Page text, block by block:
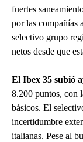
fuertes
por las compañías
selectivo grupo
netos desde que
El Ibex 35 subió
8.200 puntos, con
básicos. El
incertidumbre
italianas. Pese al